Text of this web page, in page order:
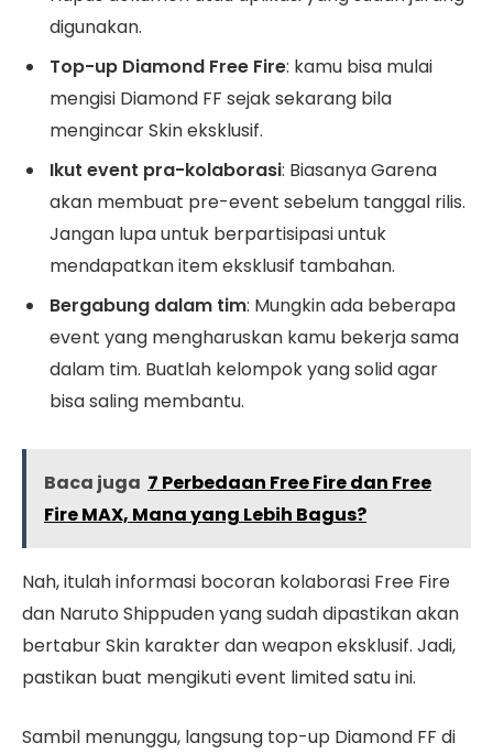
digunakan.
Top-up Diamond Free Fire: kamu bisa mulai
mengisi Diamond FF sejak sekarang bila
mengincar Skin eksklusif.
Ikut event pra-kolaborasi: Biasanya Garena
akan membuat pre-event sebelum tanggal rilis.
Jangan lupa untuk berpartisipasi untuk
mendapatkan item eksklusif tambahan.
Bergabung dalam tim: Mungkin ada beberapa
event yang mengharuskan kamu bekerja sama
dalam tim. Buatlah kelompok yang solid agar
bisa saling membantu.
Baca juga 7 Perbedaan Free Fire dan Free
Fire MAX, Mana yang Lebih Bagus?
Nah, itulah informasi bocoran kolaborasi Free Fire
dan Naruto Shippuden yang sudah dipastikan akan
bertabur Skin karakter dan weapon eksklusif. Jadi,
pastikan buat mengikuti event limited satu ini.
Sambil menunggu, langsung top-up Diamond FF di